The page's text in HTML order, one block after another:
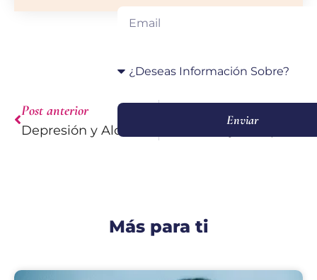
Enviar
Post anterior
Más para ti